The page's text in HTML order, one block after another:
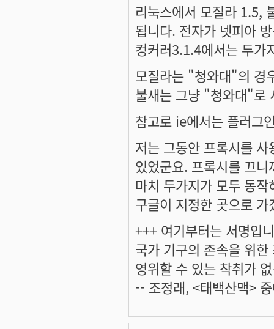
리눅스에서 모질라 1.5,
됩니다. 전자가 넷피아
컹커러3.1.4에서는 두가
모질라는 "청와대"의 경
불새는 그냥 "청와대"로
참고로 ie에서는 플러그
저는 그동안 프록시를
있었군요. 프록시를 끄
마치 두가지가 모두 동
구글이 지정한 곳으로 가
+++ 여기부터는 서명입
국가 기구의 존속을 위
영위할 수 있는 착취가
-- 조정래, <태백산맥>